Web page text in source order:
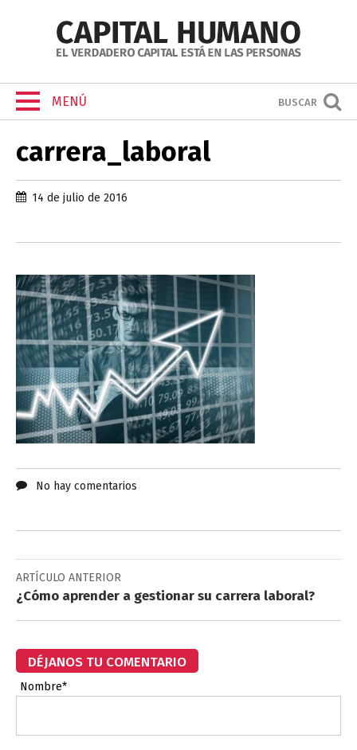
MENÚ BUSCAR
carrera_laboral
14 de julio de 2016
No hay comentarios
ARTÍCULO ANTERIOR
¿Cómo aprender a gestionar su carrera laboral?
DÉJANOS TU COMENTARIO
Nombre*